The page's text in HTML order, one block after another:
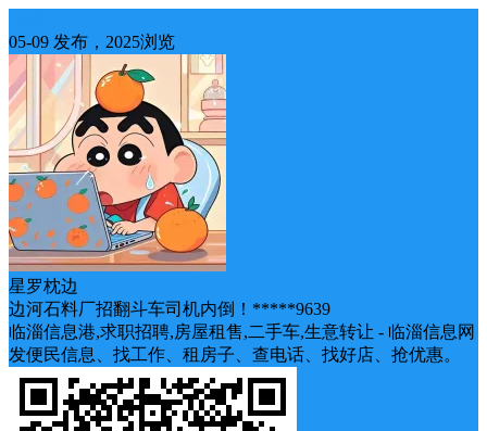
05-09 发布，2025浏览
星罗枕边
边河石料厂招翻斗车司机内倒！*****9639
临淄信息港,求职招聘,房屋租售,二手车,生意转让 - 临淄信息网
发便民信息、找工作、租房子、查电话、找好店、抢优惠。